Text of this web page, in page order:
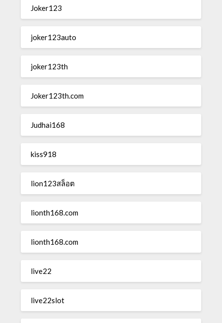
Joker123
joker123auto
joker123th
Joker123th.com
Judhai168
kiss918
lion123สล็อต
lionth168.com
lionth168.com
live22
live22slot